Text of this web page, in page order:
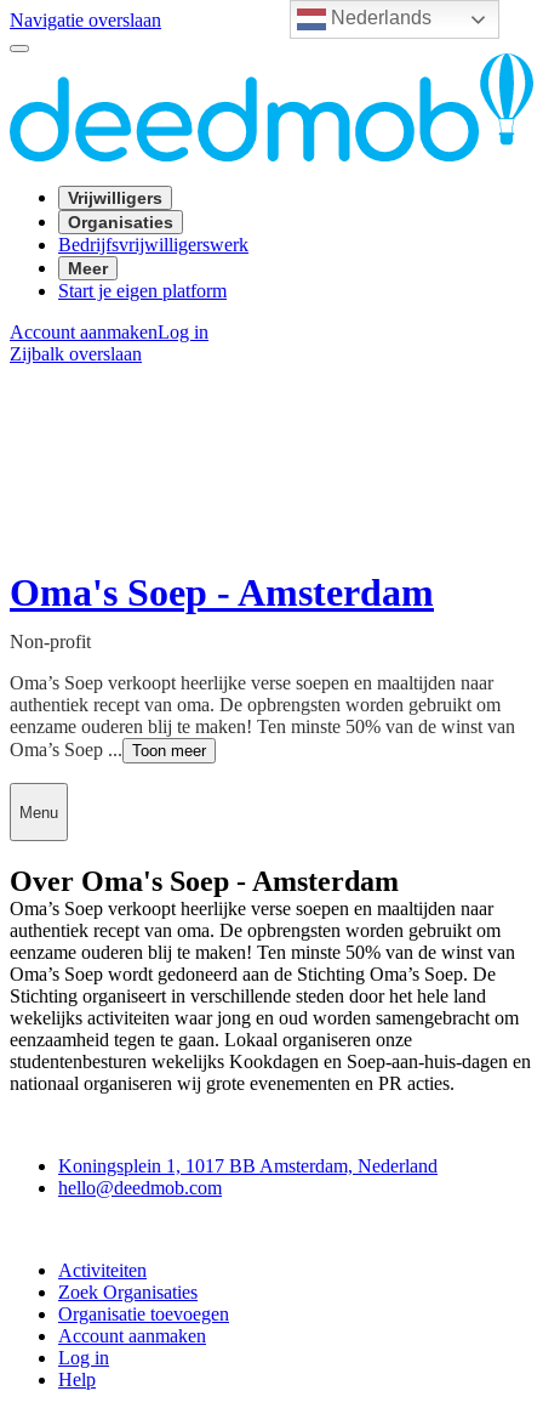
Nederlands
Navigatie overslaan
Vrijwilligers
Organisaties
Bedrijfsvrijwilligerswerk
Meer
Start je eigen platform
Account aanmakenLog in
Zijbalk overslaan
Oma's Soep - Amsterdam
Non-profit
Oma’s Soep verkoopt heerlijke verse soepen en maaltijden naar
authentiek recept van oma. De opbrengsten worden gebruikt om
eenzame ouderen blij te maken! Ten minste 50% van de winst van
Oma’s Soep ... Toon meer
Menu
Over Oma's Soep - Amsterdam
Oma’s Soep verkoopt heerlijke verse soepen en maaltijden naar
authentiek recept van oma. De opbrengsten worden gebruikt om
eenzame ouderen blij te maken! Ten minste 50% van de winst van
Oma’s Soep wordt gedoneerd aan de Stichting Oma’s Soep. De
Stichting organiseert in verschillende steden door het hele land
wekelijks activiteiten waar jong en oud worden samengebracht om
eenzaamheid tegen te gaan. Lokaal organiseren onze
studentenbesturen wekelijks Kookdagen en Soep-aan-huis-dagen en
nationaal organiseren wij grote evenementen en PR acties.
Koningsplein 1, 1017 BB Amsterdam, Nederland
hello@deedmob.com
Activiteiten
Zoek Organisaties
Organisatie toevoegen
Account aanmaken
Log in
Help